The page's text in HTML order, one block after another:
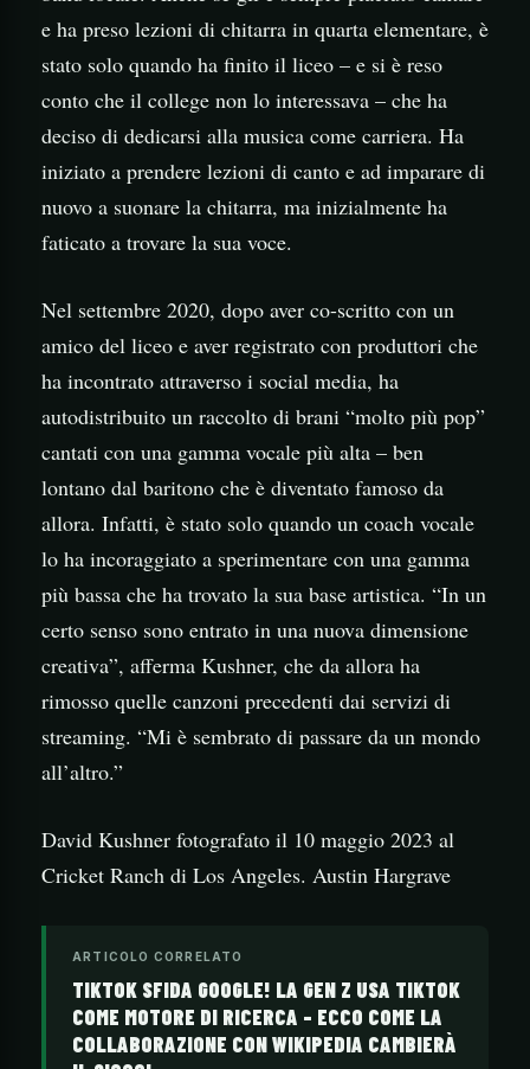
e ha preso lezioni di chitarra in quarta elementare, è
stato solo quando ha finito il liceo – e si è reso
conto che il college non lo interessava – che ha
deciso di dedicarsi alla musica come carriera. Ha
iniziato a prendere lezioni di canto e ad imparare di
nuovo a suonare la chitarra, ma inizialmente ha
faticato a trovare la sua voce.
Nel settembre 2020, dopo aver co-scritto con un
amico del liceo e aver registrato con produttori che
ha incontrato attraverso i social media, ha
autodistribuito un raccolto di brani “molto più pop”
cantati con una gamma vocale più alta – ben
lontano dal baritono che è diventato famoso da
allora. Infatti, è stato solo quando un coach vocale
lo ha incoraggiato a sperimentare con una gamma
più bassa che ha trovato la sua base artistica. “In un
certo senso sono entrato in una nuova dimensione
creativa”, afferma Kushner, che da allora ha
rimosso quelle canzoni precedenti dai servizi di
streaming. “Mi è sembrato di passare da un mondo
all’altro.”
David Kushner fotografato il 10 maggio 2023 al
Cricket Ranch di Los Angeles. Austin Hargrave
ARTICOLO CORRELATO
TIKTOK SFIDA GOOGLE! LA GEN Z USA TIKTOK
COME MOTORE DI RICERCA – ECCO COME LA
COLLABORAZIONE CON WIKIPEDIA CAMBIERÀ